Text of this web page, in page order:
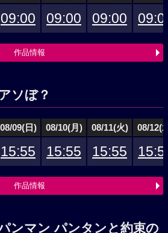
09:00 09:00 09:00
作品情報
ソぼ？
08/09(日) 08/10(月) 08/11(火) 08/12(
15:55 15:55 15:55
作品情報
ンマン パンタンと約束の